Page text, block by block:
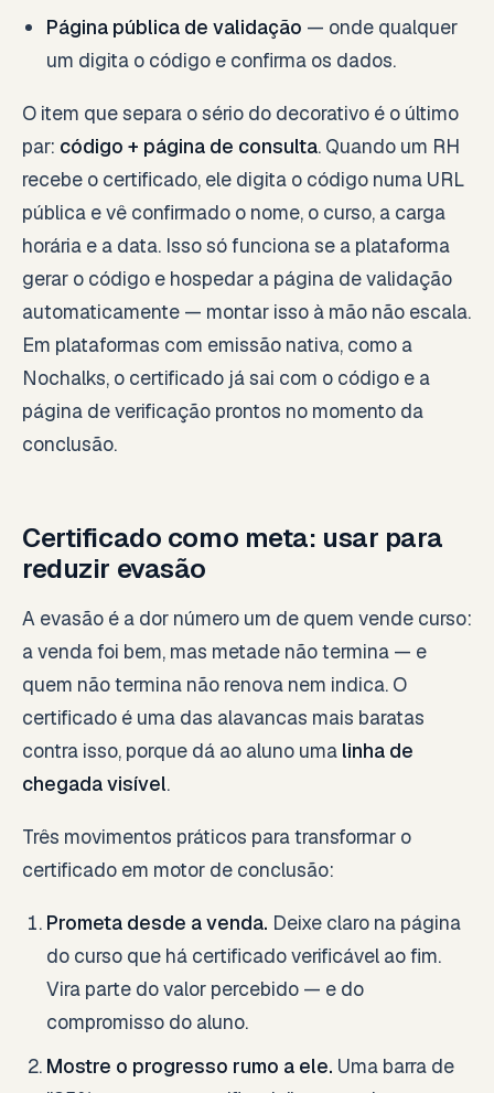
Página pública de validação — onde qualquer
um digita o código e confirma os dados.
O item que separa o sério do decorativo é o último
par: código + página de consulta. Quando um RH
recebe o certificado, ele digita o código numa URL
pública e vê confirmado o nome, o curso, a carga
horária e a data. Isso só funciona se a plataforma
gerar o código e hospedar a página de validação
automaticamente — montar isso à mão não escala.
Em plataformas com emissão nativa, como a
Nochalks, o certificado já sai com o código e a
página de verificação prontos no momento da
conclusão.
Certificado como meta: usar para
reduzir evasão
A evasão é a dor número um de quem vende curso:
a venda foi bem, mas metade não termina — e
quem não termina não renova nem indica. O
certificado é uma das alavancas mais baratas
contra isso, porque dá ao aluno uma linha de
chegada visível.
Três movimentos práticos para transformar o
certificado em motor de conclusão:
Prometa desde a venda. Deixe claro na página
do curso que há certificado verificável ao fim.
Vira parte do valor percebido — e do
compromisso do aluno.
Mostre o progresso rumo a ele. Uma barra de